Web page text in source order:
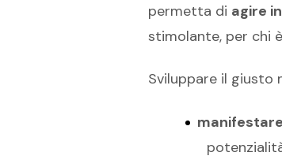
permetta di agire
stimolante, per chi
Sviluppare il giusto